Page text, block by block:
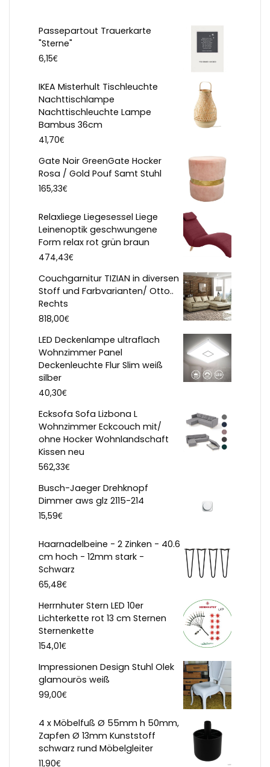
Passepartout Trauerkarte
"Sterne"
6,15€
IKEA Misterhult Tischleuchte
Nachttischlampe
Nachttischleuchte Lampe
Bambus 36cm
41,70€
Gate Noir GreenGate Hocker
Rosa / Gold Pouf Samt Stuhl
165,33€
Relaxliege Liegesessel Liege
Leinenoptik geschwungene
Form relax rot grün braun
474,43€
Couchgarnitur TIZIAN in diversen
Stoff und Farbvarianten/ Otto..
Rechts
818,00€
LED Deckenlampe ultraflach
Wohnzimmer Panel
Deckenleuchte Flur Slim weiß
silber
40,30€
Ecksofa Sofa Lizbona L
Wohnzimmer Eckcouch mit/
ohne Hocker Wohnlandschaft
Kissen neu
562,33€
Busch-Jaeger Drehknopf
Dimmer aws glz 2115-214
15,59€
Haarnadelbeine - 2 Zinken - 40.6
cm hoch - 12mm stark -
Schwarz
65,48€
Herrnhuter Stern LED 10er
Lichterkette rot 13 cm Sternen
Sternenkette
154,01€
Impressionen Design Stuhl Olek
glamourös weiß
99,00€
4 x Möbelfuß Ø 55mm h 50mm,
Zapfen Ø 13mm Kunststoff
schwarz rund Möbelgleiter
11,90€